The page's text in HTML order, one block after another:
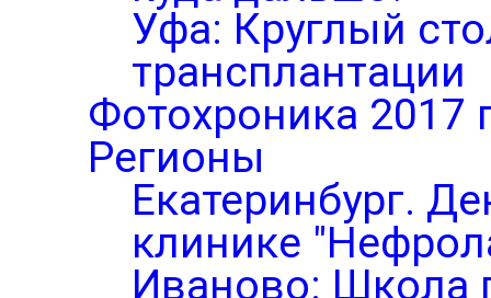
Уфа: Круглый
трансплантации
Фотохроника 2017
Регионы
Екатеринбург.
клинике
Иваново: Школа